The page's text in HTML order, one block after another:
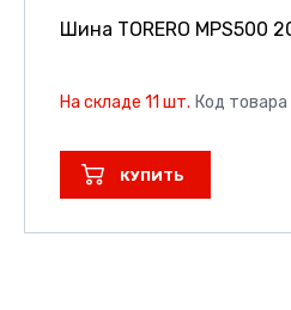
Шина TORERO MPS500
На складе 11 шт. Код
КУПИТЬ